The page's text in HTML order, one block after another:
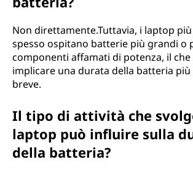
Non direttamente.Tuttavia, i laptop
spesso ospitano batterie più grandi o
componenti affamati di potenza, il
implicare una durata della batteria
breve.
Il tipo di attività che
laptop può influire sulla
della batteria?